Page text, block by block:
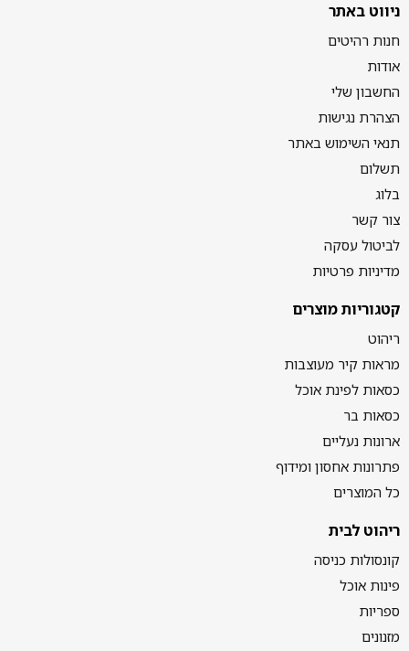
ניווט באתר
חנות רהיטים
אודות
החשבון שלי
הצהרת נגישות
תנאי השימוש באתר
תשלום
בלוג
צור קשר
לביטול עסקה
מדיניות פרטיות
קטגוריות מוצרים
ריהוט
מראות קיר מעוצבות
כסאות לפינת אוכל
כסאות בר
ארונות נעליים
פתרונות אחסון ומידוף
כל המוצרים
ריהוט לבית
קונסולות כניסה
פינות אוכל
ספריות
מזנונים